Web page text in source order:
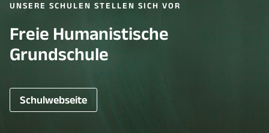
UNSERE SCHULEN STELLEN SICH VOR
Freie Humanistische
Grundschule
Schulwebseite